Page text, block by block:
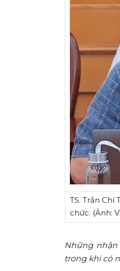
TS. Trần
chức. (Ảnh:
Những nhận
trong khi có